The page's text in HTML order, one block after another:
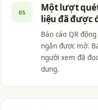
05
Một lượt
liệu đã được
Báo cáo QR
ngắn được mở.
người xem đã
dung.